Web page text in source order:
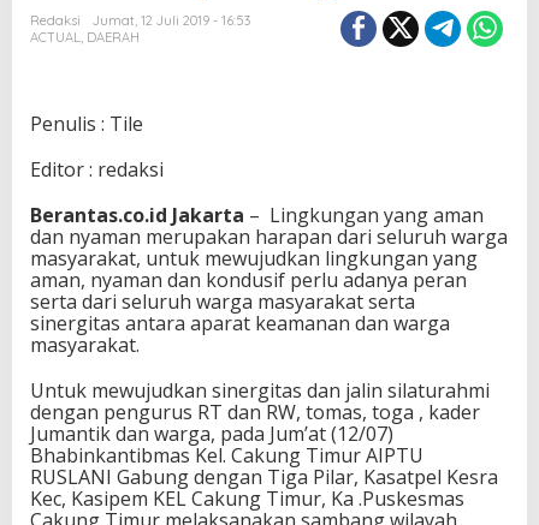
Redaksi
Jumat, 12 Juli 2019 - 16:53
ACTUAL, DAERAH
Penulis : Tile
Editor : redaksi
Berantas.co.id Jakarta – Lingkungan yang aman
dan nyaman merupakan harapan dari seluruh warga
masyarakat, untuk mewujudkan lingkungan yang
aman, nyaman dan kondusif perlu adanya peran
serta dari seluruh warga masyarakat serta
sinergitas antara aparat keamanan dan warga
masyarakat.
Untuk mewujudkan sinergitas dan jalin silaturahmi
dengan pengurus RT dan RW, tomas, toga , kader
Jumantik dan warga, pada Jum’at (12/07)
Bhabinkantibmas Kel. Cakung Timur AIPTU
RUSLANI Gabung dengan Tiga Pilar, Kasatpel Kesra
Kec, Kasipem KEL Cakung Timur, Ka .Puskesmas